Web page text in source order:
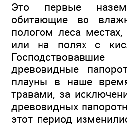
Это первые
обитающие во
пологом леса
или на полях с
древовидные
плауны в наше
травами, за
древовидных
этот период